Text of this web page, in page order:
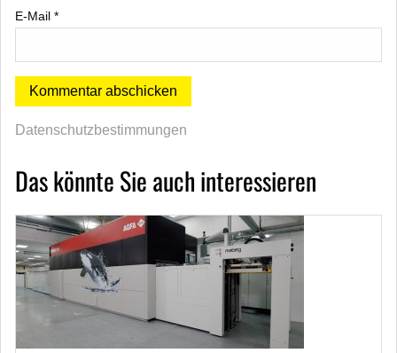
E-Mail *
Datenschutzbestimmungen
Das könnte Sie auch interessieren